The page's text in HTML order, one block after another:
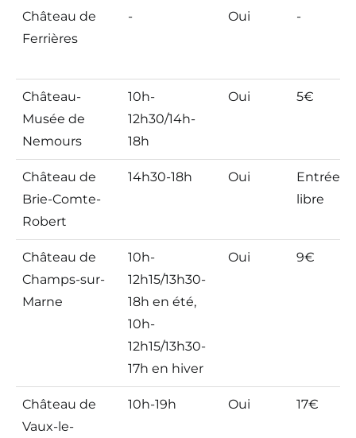
Château de
Ferrières
- Oui -
Château-
Musée de
Nemours
10h-
12h30/14h-
18h
Oui 5€
Château de
Brie-Comte-
Robert
14h30-18h Oui
Entrée
libre
Château de
Champs-sur-
Marne
10h-
12h15/13h30-
18h en été,
10h-
12h15/13h30-
17h en hiver
Oui 9€
Château de
Vaux-le-
10h-19h Oui 17€